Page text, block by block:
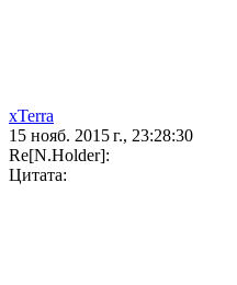
xTerra
15 нояб. 2015 г., 23:28:30
Re[N.Holder]:
Цитата: